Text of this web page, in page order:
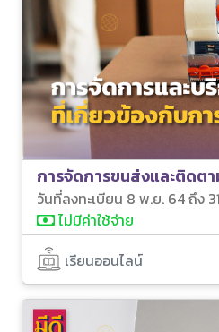
การจัดการขนส่งและติดต
วันที่ลงทะเบียน 8 พ.ย. 64 ถึง
ไม่มีค่าใช้จ่าย
เรียนออนไลน์